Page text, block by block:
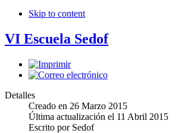
Skip to content
VI Escuela Sedof
Detalles
Creado en 26 Marzo 2015
Última actualización el 11 Abril 2015
Escrito por Sedof